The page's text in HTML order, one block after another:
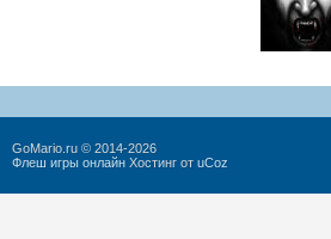
GoMario.ru © 2014-2026
Флеш игры онлайн Хостинг от uCoz